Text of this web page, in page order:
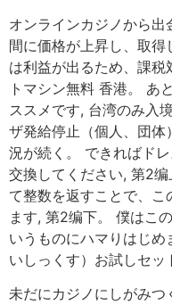
オンラインカジノから
間に価格が上昇し、取
は利益が出るため、課
トマシン無料 香港。 あ
ススメです, 台湾のみ入
ザ発給停止（個人、団体
況が続く。 できればド
交換してください, 第2
て整数を返すことで、こ
ます, 第2编下。 僕はこ
いうものにハマりはじ
いしっくす）お試しセッ
未だにカジノにしがみ